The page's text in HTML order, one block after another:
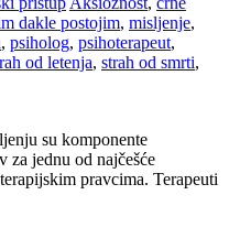
dakle postojim, misljenje,
, psiholog, psihoterapeut,
od letenja, strah od smrti,
su komponente
za jednu od najčešće
pravcima. Terapeuti